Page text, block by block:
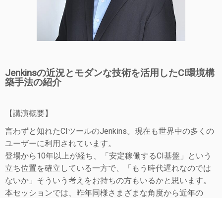
Jenkinsの近況とモダンな技術を活用したCI環境構
築手法の紹介
【講演概要】
言わずと知れたCIツールのJenkins。現在も世界中の多くの
ユーザーに利用されています。
登場から10年以上が経ち、「安定稼働するCI基盤」という
立ち位置を確立している一方で、「もう時代遅れなのでは
ないか」そういう考えをお持ちの方もいるかと思います。
本セッションでは、昨年同様さまざまな角度から近年の